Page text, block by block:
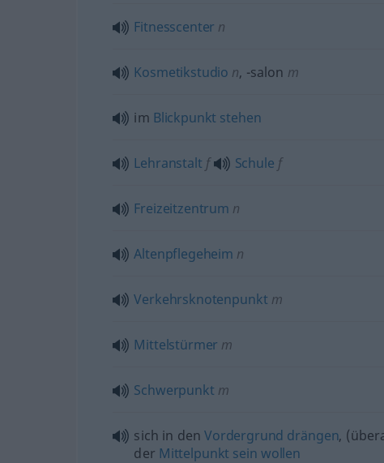
Fitnesscenter n
Kosmetikstudio n, -salon m
im Blickpunkt stehen
Lehranstalt f Schule f
Freizeitzentrum n
Altenpflegeheim n
Verkehrsknotenpunkt m
Mittelstürmer m
Schwerpunkt m
sich in denVordergrund drängen,
der Mittelpunkt sein wollen